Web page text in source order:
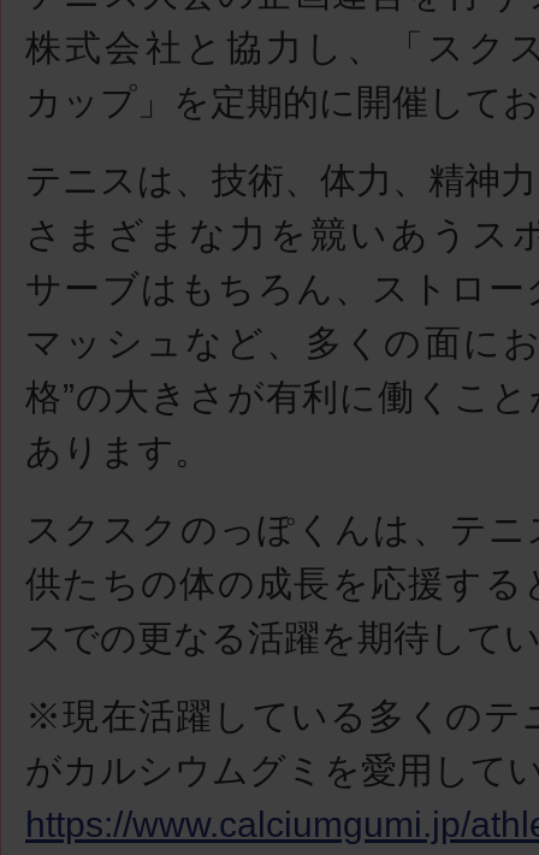
株式会社と協力し、「スク
カップ」を定期的に開催して
テニスは、技術、体力、精神
さまざまな力を競いあうス
サーブはもちろん、ストロー
マッシュなど、多くの面に
格”の大きさが有利に働くこ
あります。
スクスクのっぽくんは、テ
供たちの体の成長を応援する
スでの更なる活躍を期待して
※現在活躍している多くのテ
がカルシウムグミを愛用して
https://www.calciumgumi.jp/